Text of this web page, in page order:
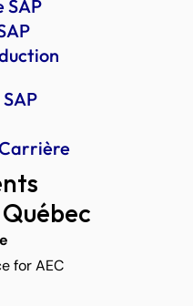
for AEC
SAP